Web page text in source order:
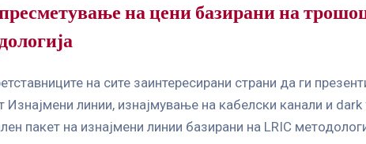
на цени базирани на
на сите заинтересирани страни да ги
линии, изнајмување на кабелски канали и
пакет на изнајмени линии базирани на LRIC